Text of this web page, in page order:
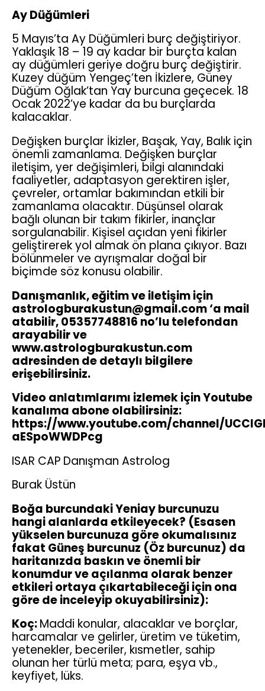
Ay Düğümleri
5 Mayıs’ta Ay Düğümleri burç değiştiriyor.
Yaklaşık 18 – 19 ay kadar bir burçta kalan
ay düğümleri geriye doğru burç değiştirir.
Kuzey düğüm Yengeç’ten İkizlere, Güney
Düğüm Oğlak’tan Yay burcuna geçecek. 18
Ocak 2022’ye kadar da bu burçlarda
kalacaklar.
Değişken burçlar İkizler, Başak, Yay, Balık için
önemli zamanlama. Değişken burçlar
iletişim, yer değişimleri, bilgi alanındaki
faaliyetler, adaptasyon gerektiren işler,
çevreler, ortamlar bakımından etkili bir
zamanlama olacaktır. Düşünsel olarak
bağlı olunan bir takım fikirler, inançlar
sorgulanabilir. Kişisel açıdan yeni fikirler
geliştirerek yol almak ön plana çıkıyor. Bazı
bölünmeler ve ayrışmalar doğal bir
biçimde söz konusu olabilir.
Danışmanlık, eğitim ve iletişim için
astrologburakustun@gmail.com ‘a mail
atabilir, 05357748816 no’lu telefondan
arayabilir ve
www.astrologburakustun.com
adresinden de detaylı bilgilere
erişebilirsiniz.
Video anlatımlarımı izlemek için Youtube
kanalıma abone olabilirsiniz:
https://www.youtube.com/channel/
aESpoWWDPcg
ISAR CAP Danışman Astrolog
Burak Üstün
Boğa burcundaki Yeniay burcunuzu
hangi alanlarda etkileyecek? (Esasen
yükselen burcunuza göre okumalısınız
fakat Güneş burcunuz (Öz burcunuz) da
haritanızda baskın ve önemli bir
konumdur ve açılanma olarak benzer
etkileri ortaya çıkartabileceği için ona
göre de inceleyip okuyabilirsiniz):
Koç:Maddi konular, alacaklar ve borçlar,
harcamalar ve gelirler, üretim ve tüketim,
yetenekler, beceriler, kısmetler, sahip
olunan her türlü meta; para, eşya vb.,
keyfiyet, lüks.